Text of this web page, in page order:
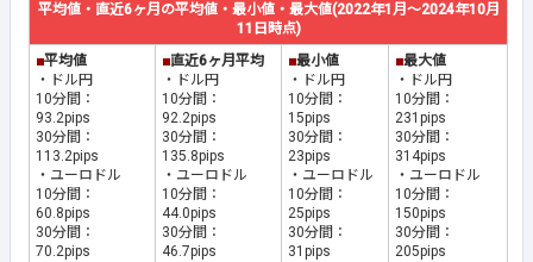
平均値・直近6ヶ月の平均値・最小値・最大値(2022年1月～2024年10月
11日時点)
■平均値
・ドル円
10分間：
93.2pips
30分間：
113.2pips
・ユーロドル
10分間：
60.8pips
30分間：
70.2pips
■直近6ヶ月平均
・ドル円
10分間：
92.2pips
30分間：
135.8pips
・ユーロドル
10分間：
44.0pips
30分間：
46.7pips
■最小値
・ドル円
10分間：
15pips
30分間：
23pips
・ユーロドル
10分間：
25pips
30分間：
31pips
■最大値
・ドル円
10分間：
231pips
30分間：
314pips
・ユーロドル
10分間：
150pips
30分間：
205pips